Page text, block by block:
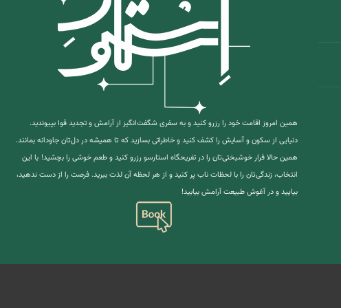
همین امروز اقامت خود را رزرو کنید و به سفری شگفت‌انگیز از آرامش و تجدید قوا بپیوندید.
دنیایی از سکون و آسایش را کشف کنید و خاطراتی بسازید که تا همیشه در دل‌تان جاودانه بمانند.
همین حالا فرار خوشبختی‌تان را در تفریحگاه استارسو رزرو کنید و طعم خوشی را بچشید! با این
انتخاب، زندگی‌تان را با لحظات ناب پر کنید و از هر لحظه آن لذت ببرید. فرصت را از دست ندهید،
بیایید و در آغوش طبیعت آرامش بیابید!